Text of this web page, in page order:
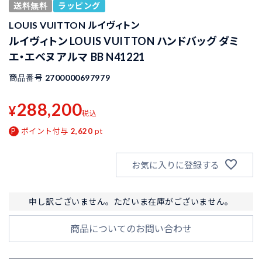
送料無料 ラッピング
LOUIS VUITTON ルイヴィトン
ルイヴィトン LOUIS VUITTON ハンドバッグ ダミ
エ・エベヌ アルマ BB N41221
商品番号 2700000697979
¥288,200税込
ポイント付与 2,620 pt
お気に入りに登録する
申し訳ございません。ただいま在庫がございません。
商品についてのお問い合わせ